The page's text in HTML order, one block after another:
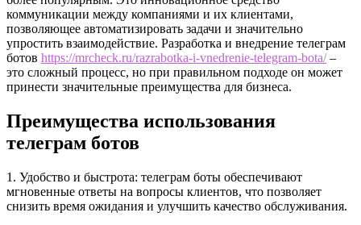
коммуникации между компаниями и их клиентами,
позволяющее автоматизировать задачи и значительно
упростить взаимодействие. Разработка и внедрение телеграм
ботов https://mrcheck.ru/razrabotka-i-vnedrenie-telegram-bota/–
это сложный процесс, но при правильном подходе он может
принести значительные преимущества для бизнеса.
Преимущества использования
телеграм ботов
1. Удобство и быстрота: телеграм боты обеспечивают
мгновенные ответы на вопросы клиентов, что позволяет
снизить время ожидания и улучшить качество обслуживания.